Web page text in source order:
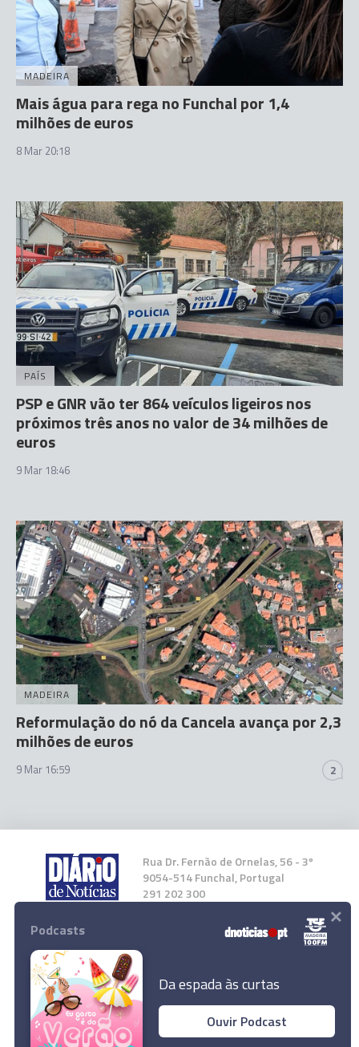
Jackpot de 27 milhões de euros no próximo
MADEIRA
Mais água para rega no Funchal por 1,4
milhões de euros
8 Mar 20:18
PAÍS
PSP e GNR vão ter 864 veículos ligeiros nos
próximos três anos no valor de 34 milhões de
euros
9 Mar 18:46
MADEIRA
Reformulação do nó da Cancela avança por 2,3
milhões de euros
9 Mar 16:59 2
Rua Dr. Fernão de Ornelas, 56 - 3º
9054-514 Funchal, Portugal
291 202 300
Instale a nossa App
© 2023 Empresa Diário de Notícias, Lda.
Podcasts
Da espada às curtas
Ouvir Podcast
×